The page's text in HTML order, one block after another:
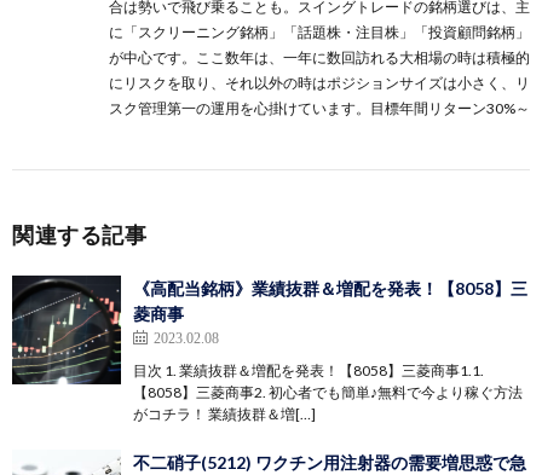
合は勢いで飛び乗ることも。スイングトレードの銘柄選びは、主
に 「スクリーニング銘柄」 「話題株・注目株」
「投資顧問銘柄」
が中心です。ここ数年は、一年に数回訪れる大相場の時は積極的
にリスクを取り、それ以外の時はポジションサイズは小さく、リ
スク管理第一の運用を心掛けています。目標年間リターン30%～
関連する記事
《高配当銘柄》業績抜群＆増配を発表！【8058】三
菱商事
2023.02.08
目次 1. 業績抜群＆増配を発表！【8058】三菱商事1.1.
【8058】三菱商事2. 初心者でも簡単♪無料で今より稼ぐ方法
がコチラ！ 業績抜群＆増[…]
不二硝子(5212) ワクチン用注射器の需要増思惑で急